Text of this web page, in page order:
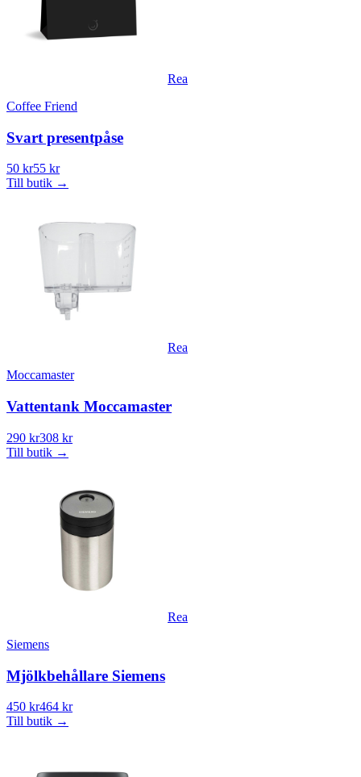
Rea
Coffee Friend
Svart presentpåse
50 kr55 kr
Till butik →
Rea
Moccamaster
Vattentank Moccamaster
290 kr308 kr
Till butik →
Rea
Siemens
Mjölkbehållare Siemens
450 kr464 kr
Till butik →